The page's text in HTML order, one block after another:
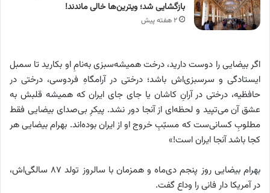
بازگشایی شد؛ ویترین‌ها خالی ماندند!
۲ هفته پیش
اگر بیضایی را دوست دارید، درخت همیشه‌سبزی به‌نامِ او بکارید تا سمبل
ایستادگی و سرسبزی‌اش باشد؛ درختی در آرامگاهِ فردوسی، درختی در
حافظیه، درختی در آرانِ کاشان یا جای جای ایران که همیشه قلبش به
عشق آن می‌تپید و لحظه‌ای از آنجا دور نشد. پیکرِ بی‌صدای بیضایی فقط
مطلوبِ کسانی‌ست که مسبّبِ خروج او از ایران بوده‌اند. بهرام بیضایی هر
کجا باشد آنجا ایران است!»
بهرام بیضایی روز پنجم دی‌ماه و همزمان با سالروز تولد ۸۷ سالگی‌اش،
در آمریکا دار فانی را وداع گفت.